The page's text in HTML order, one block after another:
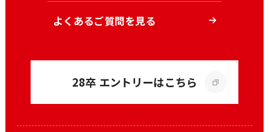
よくあるご質問を見る
28卒 エントリーはこちら